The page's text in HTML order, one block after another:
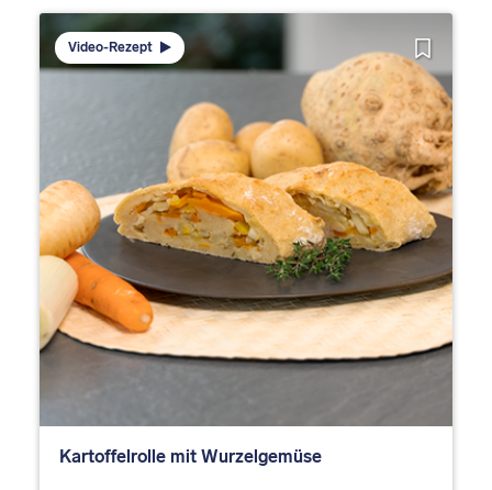
Video-Rezept
Kartoffelrolle mit Wurzelgemüse